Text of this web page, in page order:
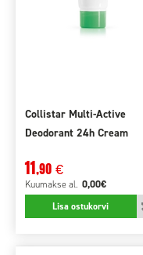
Collistar Multi-Active
Deodorant 24h Cream
11,90 €
Kuumakse al. 0,00€
Lisa ostukorvi